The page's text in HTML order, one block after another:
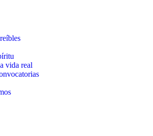
vida real